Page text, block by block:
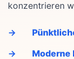
konzentrieren
Moderne